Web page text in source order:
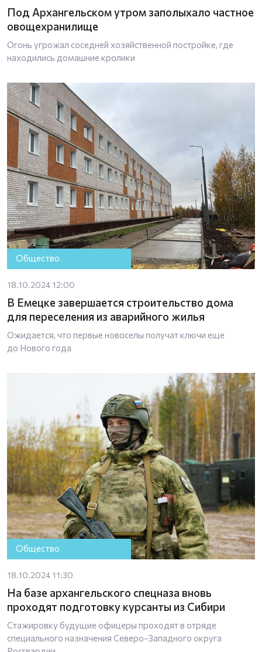
Под Архангельском утром заполыхало частное
овощехранилище
Огонь угрожал соседней хозяйственной постройке, где
находились домашние кролики
Общество
18.10.2024 12:00
В Емецке завершается строительство дома
для переселения из аварийного жилья
Ожидается, что первые новоселы получат ключи еще
до Нового года
Общество
18.10.2024 11:30
На базе архангельского спецназа вновь
проходят подготовку курсанты из Сибири
Стажировку будущие офицеры проходят в отряде
специального назначения Северо-Западного округа